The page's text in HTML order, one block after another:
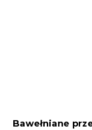
Bawełniane